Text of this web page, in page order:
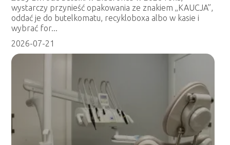
wystarczy przynieść opakowania ze znakiem „KAUCJA”,
oddać je do butelkomatu, recykloboxa albo w kasie i
wybrać for...
2026-07-21